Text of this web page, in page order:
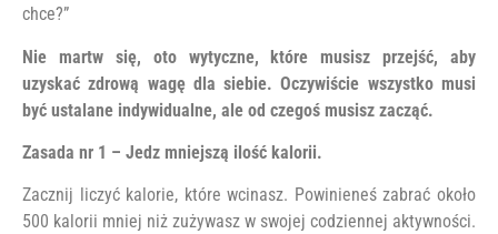
chce?”
Nie martw się, oto wytyczne, które musisz przejść, aby
uzyskać zdrową wagę dla siebie. Oczywiście wszystko musi
być ustalane indywidualne, ale od czegoś musisz zacząć.
Zasada nr 1 – Jedz mniejszą ilość kalorii.
Zacznij liczyć kalorie, które wcinasz. Powinieneś zabrać około
500 kalorii mniej niż zużywasz w swojej codziennej aktywności.